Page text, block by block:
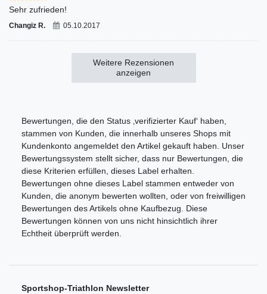
Sehr zufrieden!
Changiz R. 05.10.2017
Weitere Rezensionen
anzeigen
Bewertungen, die den Status ‚verifizierter Kauf‘ haben,
stammen von Kunden, die innerhalb unseres Shops mit
Kundenkonto angemeldet den Artikel gekauft haben. Unser
Bewertungssystem stellt sicher, dass nur Bewertungen, die
diese Kriterien erfüllen, dieses Label erhalten.
Bewertungen ohne dieses Label stammen entweder von
Kunden, die anonym bewerten wollten, oder von freiwilligen
Bewertungen des Artikels ohne Kaufbezug. Diese
Bewertungen können von uns nicht hinsichtlich ihrer
Echtheit überprüft werden.
Sportshop-Triathlon Newsletter